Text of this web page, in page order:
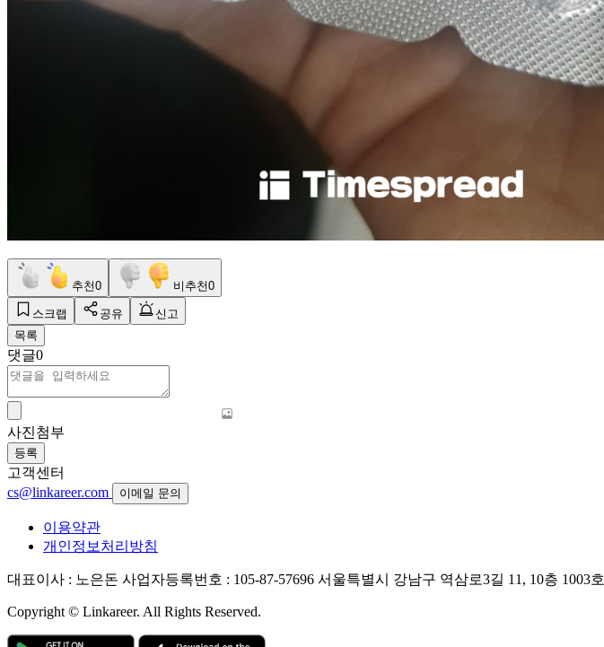
추천0 비추천0
스크랩 공유
신고
목록
댓글0
사진첨부
등록
고객센터
cs@linkareer.com
이메일 문의
이용약관
개인정보처리방침
대표이사 : 노은돈 사업자등록번호 : 105-87-57696 서울특별시 강남구 역삼로3길 11, 10층 1003호
Copyright © Linkareer. All Rights Reserved.